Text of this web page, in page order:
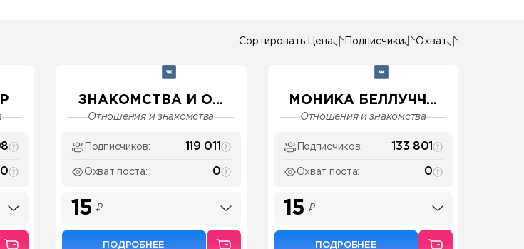
Сортировать: Цена Подписчики Охват
0
ЗНАКОМСТВА И О...
Отношения и знакомства
Подписчиков: 119 011
Охват поста: 0
15 ₽
ПОДРОБНЕЕ
МОНИКА БЕЛЛУЧЧ...
Отношения и знакомства
Подписчиков: 133 801
Охват поста: 0
15 ₽
ПОДРОБНЕЕ